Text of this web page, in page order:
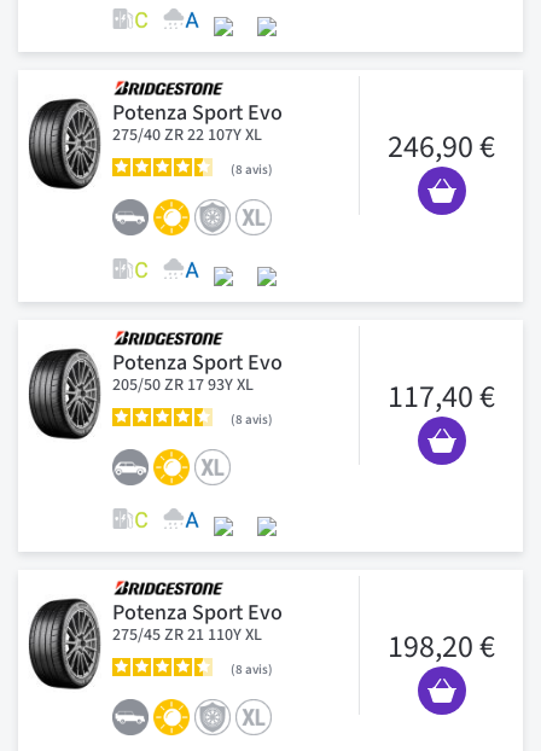
Potenza Sport Evo
275/40 ZR 22 107Y XL
8 avis
246,90 €
Potenza Sport Evo
205/50 ZR 17 93Y XL
8 avis
117,40 €
Potenza Sport Evo
275/45 ZR 21 110Y XL
8 avis
198,20 €